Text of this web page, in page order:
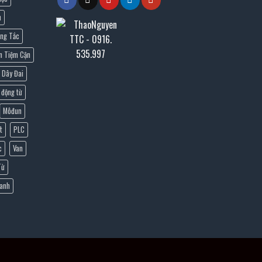
Tắc
Tiệm Cận
Dây Đai
từ
Môđun
PLC
Van